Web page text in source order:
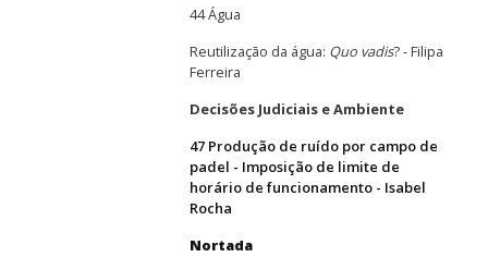
44 Água
Reutilização da água: Quo vadis? - Filipa
Ferreira
Decisões Judiciais e Ambiente
47 Produção de ruído por campo de
padel - Imposição de limite de
horário de funcionamento - Isabel
Rocha
Nortada